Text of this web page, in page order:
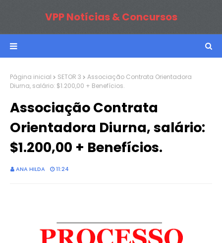
VPP Notícias & Concursos
Página inicial SETOR 3
Associação Contrata Orientadora
Diurna, salário: $1.200,00 + Benefícios.
Associação Contrata
Orientadora Diurna, salário:
$1.200,00 + Benefícios.
ANA HILDA 11:24